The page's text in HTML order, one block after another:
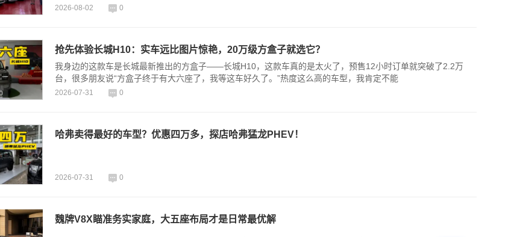
2026-08-02 0
抢先体验长城H10：实车远比图片惊艳，20万级方盒子就选它？
我身边的这款车是长城最新推出的方盒子——长城H10，这款车真的是太火了，预售12小时订单就突破了2.2万
台，很多朋友说“方盒子终于有大六座了，我等这车好久了。”热度这么高的车型，我肯定不能
2026-07-31 0
哈弗卖得最好的车型？优惠四万多，探店哈弗猛龙PHEV！
2026-07-31 0
魏牌V8X瞄准务实家庭，大五座布局才是日常最优解